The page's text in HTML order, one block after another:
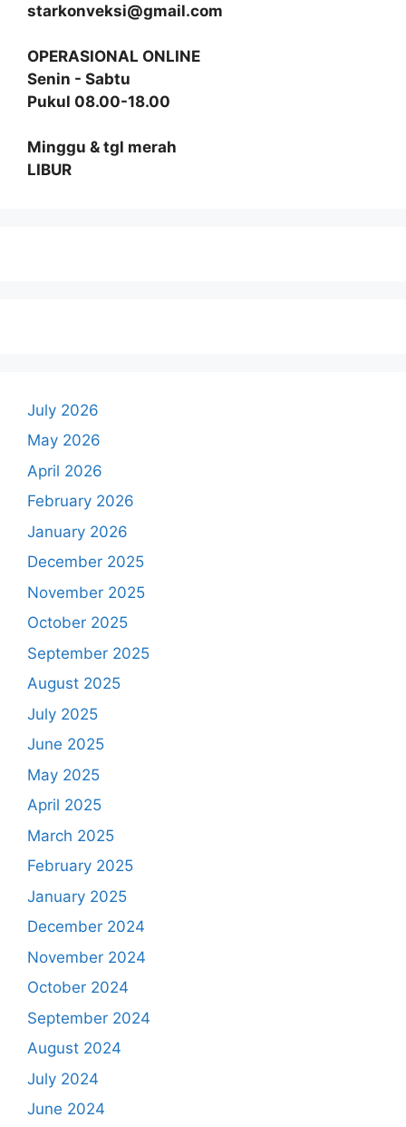
starkonveksi@gmail.com
OPERASIONAL ONLINE
Senin - Sabtu
Pukul 08.00-18.00
Minggu & tgl merah
LIBUR
July 2026
May 2026
April 2026
February 2026
January 2026
December 2025
November 2025
October 2025
September 2025
August 2025
July 2025
June 2025
May 2025
April 2025
March 2025
February 2025
January 2025
December 2024
November 2024
October 2024
September 2024
August 2024
July 2024
June 2024